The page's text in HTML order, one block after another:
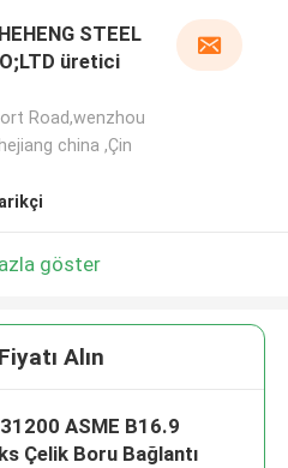
STEEL
üretici
Road,wenzhou
china ,Çin
göster
Alın
ASME B16.9
Çelik Boru Bağlantı